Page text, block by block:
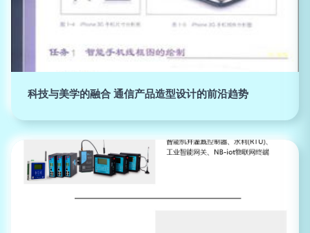
科技与美学的融合 通信产品造型设计的前沿趋势